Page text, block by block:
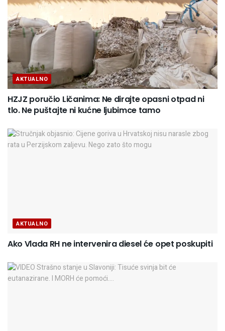
AKTUALNO
HZJZ poručio Ličanima: Ne dirajte opasni otpad ni
tlo. Ne puštajte ni kućne ljubimce tamo
AKTUALNO
Ako Vlada RH ne intervenira diesel će opet poskupiti